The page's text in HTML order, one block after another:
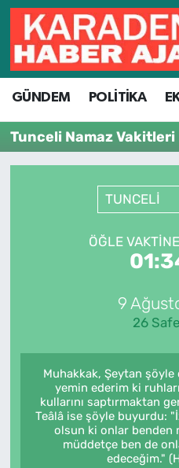
GÜNDEM POLİTİKA
Tunceli Namaz Vakitleri
TUNCELİ
ÖĞLE
9
26
Muhakkak, Şeytan
yemin ederim ki
kullarını saptırmaktan
Teâlâ ise şöyle buyurdu:
olsun ki onlar benden
müddetçe ben de
edeceğim."
Hava Durumu
Trafik Durumu
Süper Lig Puan